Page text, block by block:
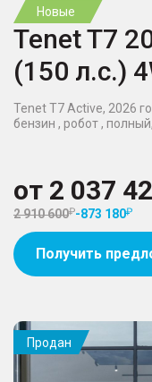
Новые
Tenet T7
(150 л.с.)
Tenet T7 Active, 2026
бензин , робот ,
от 2 037
2 910 600 -873 180
Получить
Продан